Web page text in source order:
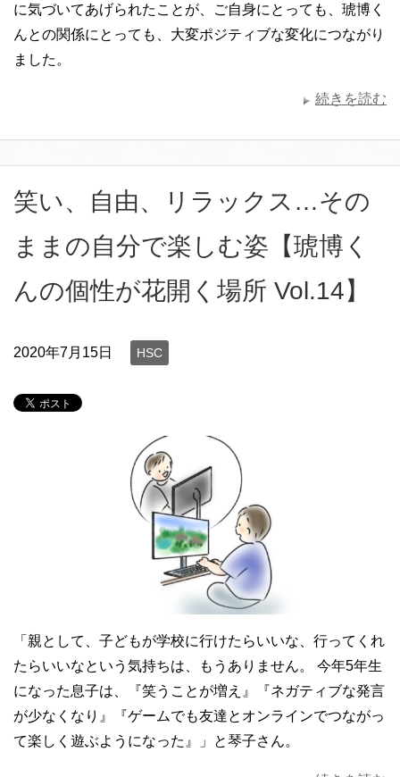
に気づいてあげられたことが、ご自身にとっても、琥博く
んとの関係にとっても、大変ポジティブな変化につながり
ました。
続きを読む
笑い、自由、リラックス…その
ままの自分で楽しむ姿【琥博く
んの個性が花開く場所 Vol.14】
2020年7月15日 HSC
「親として、子どもが学校に行けたらいいな、行ってくれ
たらいいなという気持ちは、もうありません。 今年5年生
になった息子は、『笑うことが増え』『ネガティブな発言
が少なくなり』『ゲームでも友達とオンラインでつながっ
て楽しく遊ぶようになった』」と琴子さん。